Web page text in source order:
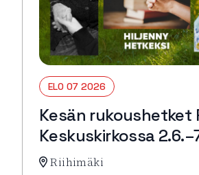
ELO 07 2026
Kesän rukoushetket
Keskuskirkossa
Riihimäki